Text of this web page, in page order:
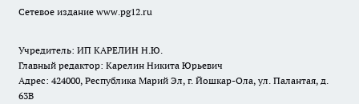
Сетевое издание www.pg12.ru
Учредитель: ИП КАРЕЛИН Н.Ю.
Главный редактор: Карелин Никита Юрьевич
Адрес: 424000, Республика Марий Эл, г. Йошкар-Ола, ул. Палантая, д.
63В